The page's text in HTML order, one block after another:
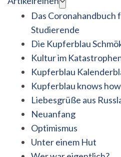
Das Coronahandbuch
Studierende
Die Kupferblau
Kultur im
Kupferblau
Kupferblau knows how
Liebesgrüße aus
Neuanfang
Optimismus
Unter einem Hut